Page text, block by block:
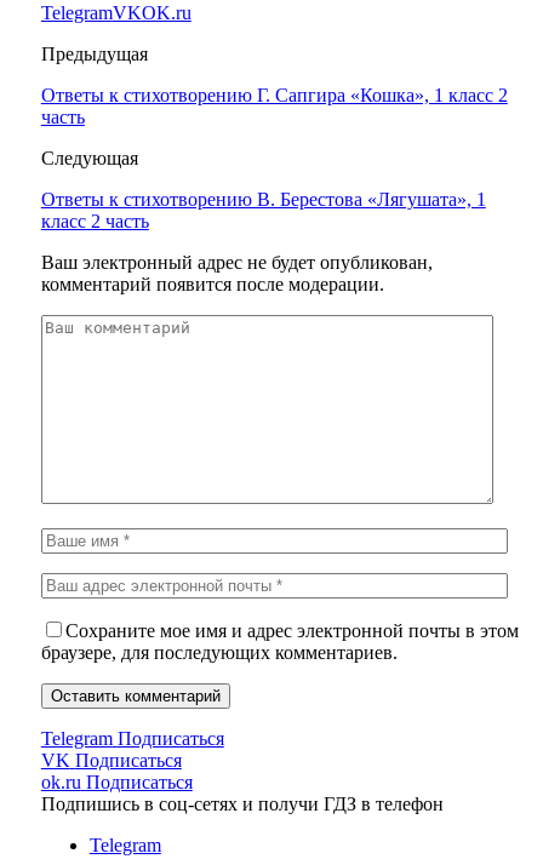
TelegramVKOK.ru
Предыдущая
Ответы к стихотворению Г. Сапгира «Кошка», 1 класс 2
часть
Следующая
Ответы к стихотворению В. Берестова «Лягушата», 1
класс 2 часть
Ваш электронный адрес не будет опубликован,
комментарий появится после модерации.
Сохраните мое имя и адрес электронной почты в этом
браузере, для последующих комментариев.
Telegram Подписаться
VK Подписаться
ok.ru Подписаться
Подпишись в соц-сетях и получи ГДЗ в телефон
Telegram